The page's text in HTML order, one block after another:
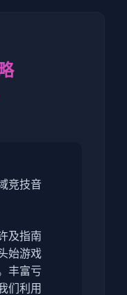
竞技音
及指南
始游戏
丰富亏
们利用